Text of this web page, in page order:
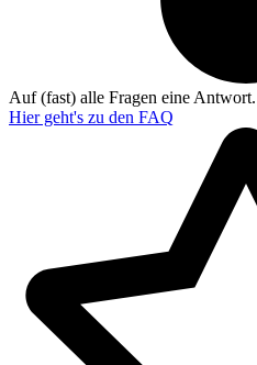
Auf (fast) alle Fragen eine Antwort.
Hier geht's zu den FAQ